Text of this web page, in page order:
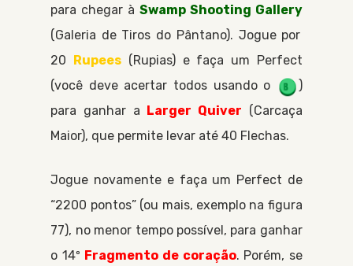
para chegar à Swamp Shooting Gallery
Galeria de Tiros do Pântano . Jogue por
20 Rupees Rupias e faça um Perfect
(você deve acertar todos usando o
)
para ganhar a Larger Quiver
Carcaça
Maior , que permite levar até 40 Flechas.
Jogue novamente e faça um Perfect de
“2200 pontos” (ou mais, exemplo na figura
77), no menor tempo possível, para ganhar
o 14º Fragmento de coração. Porém, se